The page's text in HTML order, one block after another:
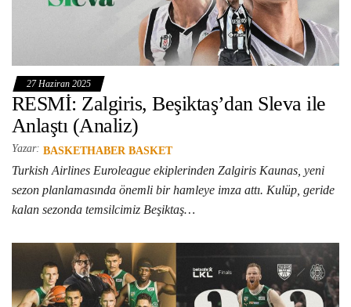
27 Haziran 2025
RESMİ: Zalgiris, Beşiktaş’dan Sleva ile
Anlaştı (Analiz)
Yazar: BASKETHABER BASKET
Turkish Airlines Euroleague ekiplerinden Zalgiris Kaunas, yeni
sezon planlamasında önemli bir hamleye imza attı. Kulüp, geride
kalan sezonda temsilcimiz Beşiktaş…